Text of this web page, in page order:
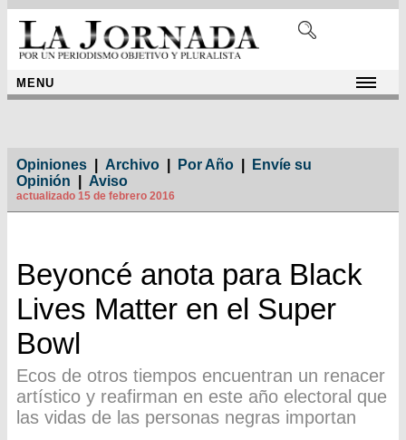
MENU
Opiniones Archivo Por Año
Envíe su
Opinión
Aviso
actualizado 15 de febrero 2016
Beyoncé anota para Black
Lives Matter en el Super
Bowl
Ecos de otros tiempos encuentran un renacer
artístico y reafirman en este año electoral que
las vidas de las personas negras importan